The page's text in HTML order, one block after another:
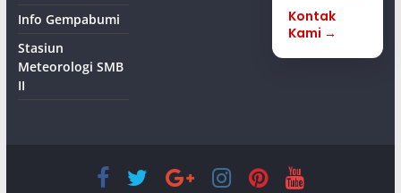
Info Gempabumi
Stasiun
Meteorologi SMB
II
Kontak
Kami →